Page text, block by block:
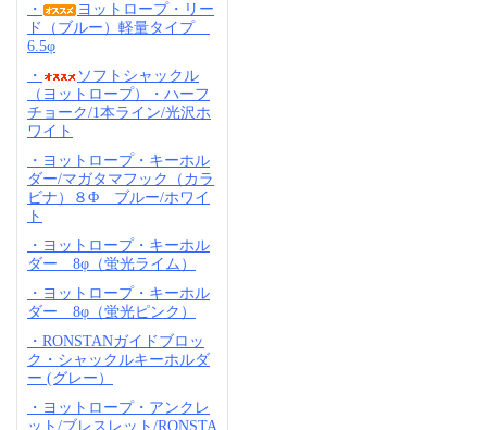
・
ヨットロープ・リー
ド（ブルー）軽量タイプ
6.5φ
・
ソフトシャックル
（ヨットロープ）・ハーフ
チョーク/1本ライン/光沢ホ
ワイト
・ヨットロープ・キーホル
ダー/マガタマフック（カラ
ビナ）８Φ ブルー/ホワイ
ト
・ヨットロープ・キーホル
ダー 8φ（蛍光ライム）
・ヨットロープ・キーホル
ダー 8φ（蛍光ピンク）
・RONSTANガイドブロッ
ク・シャックルキーホルダ
ー (グレー）
・ヨットロープ・アンクレ
ット/ブレスレット/RONSTA